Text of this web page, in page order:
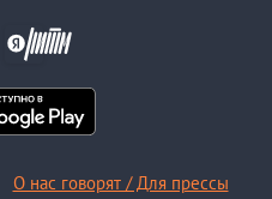
О нас говорят / Для прессы